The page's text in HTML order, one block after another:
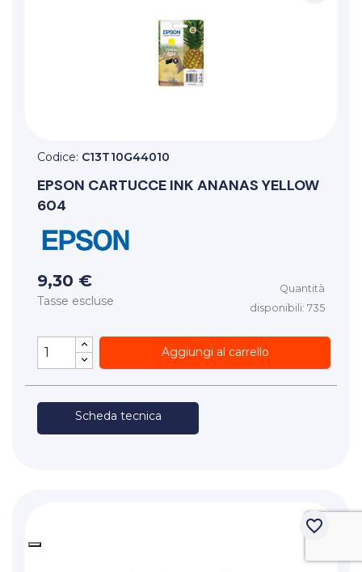
Codice: C13T10G44010
EPSON CARTUCCE INK ANANAS YELLOW
604
9,30 €
Tasse escluse
Quantità
disponibili: 735
Aggiungi al carrello
Scheda tecnica
favorite_border